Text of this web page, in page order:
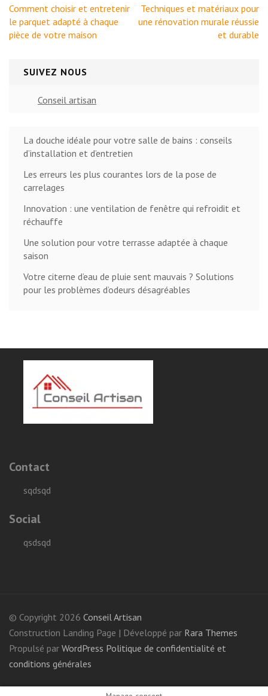
Navigation
de
l’article
Comment choisir et entretenir
le parquet adapté à chaque
pièce de votre maison
Techniques et matériaux pour
une rénovation murale réussie
et durable
SUIVEZ NOUS
Conseil artisan
La douche idéale pour votre salle de bains : conseils
d’installation et d’entretien
Les erreurs les plus courantes lors de la pose de
carrelages
Innovation : une ventilation de fenêtre qui refroidit et
réchauffe
Une solution pour votre terrasse adaptée à chaque
saison
Votre citerne d’eau de pluie sent mauvais ? Solutions
pour les problèmes d’odeurs désagréables
Contact
sqdsqd
Social
qsdsqd
© Copyright 2026 Conseil Artisan
Construction Landing Page | Développé par Rara Themes
Propulsé par WordPress Politique de confidentialité et
conditions générales